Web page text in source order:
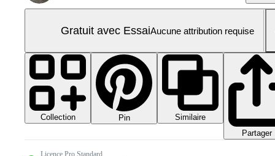
Gratuit avec EssaiAucune attribution requise
Collection Pin
Similaire
Partager